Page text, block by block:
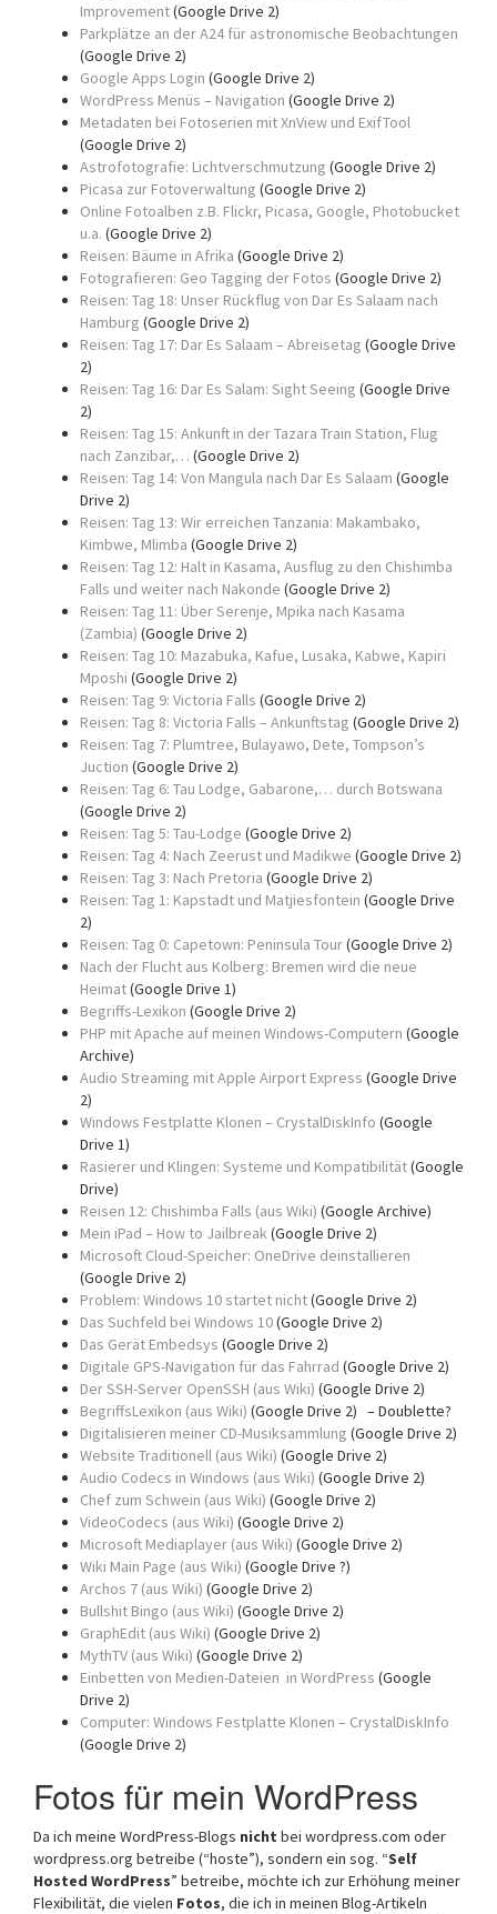
Improvement(Google Drive 2)
Parkplätze an der A24 für astronomische Beobachtungen
(Google Drive 2)
Google Apps Login (Google Drive 2)
WordPress Menüs – Navigation (Google Drive 2)
Metadaten bei Fotoserien mit XnView und ExifTool
(Google Drive 2)
Astrofotografie: Lichtverschmutzung (Google Drive 2)
Picasa zur Fotoverwaltung (Google Drive 2)
Online Fotoalben z.B. Flickr, Picasa, Google, Photobucket
u.a. (Google Drive 2)
Reisen: Bäume in Afrika (Google Drive 2)
Fotografieren: Geo Tagging der Fotos (Google Drive 2)
Reisen: Tag 18: Unser Rückflug von Dar Es Salaam nach
Hamburg (Google Drive 2)
Reisen: Tag 17: Dar Es Salaam – Abreisetag (Google Drive
2)
Reisen: Tag 16: Dar Es Salam: Sight Seeing (Google Drive
2)
Reisen: Tag 15: Ankunft in der Tazara Train Station, Flug
nach Zanzibar,… (Google Drive 2)
Reisen: Tag 14: Von Mangula nach Dar Es Salaam (Google
Drive 2)
Reisen: Tag 13: Wir erreichen Tanzania: Makambako,
Kimbwe, Mlimba (Google Drive 2)
Reisen: Tag 12: Halt in Kasama, Ausflug zu den Chishimba
Falls und weiter nach Nakonde (Google Drive 2)
Reisen: Tag 11: Über Serenje, Mpika nach Kasama
(Zambia) (Google Drive 2)
Reisen: Tag 10: Mazabuka, Kafue, Lusaka, Kabwe, Kapiri
Mposhi (Google Drive 2)
Reisen: Tag 9: Victoria Falls (Google Drive 2)
Reisen: Tag 8: Victoria Falls – Ankunftstag (Google Drive 2)
Reisen: Tag 7: Plumtree, Bulayawo, Dete, Tompson’s
Juction (Google Drive 2)
Reisen: Tag 6: Tau Lodge, Gabarone,… durch Botswana
(Google Drive 2)
Reisen: Tag 5: Tau-Lodge (Google Drive 2)
Reisen: Tag 4: Nach Zeerust und Madikwe (Google Drive 2)
Reisen: Tag 3: Nach Pretoria (Google Drive 2)
Reisen: Tag 1: Kapstadt und Matjiesfontein (Google Drive
2)
Reisen: Tag 0: Capetown: Peninsula Tour(Google Drive 2)
Nach der Flucht aus Kolberg: Bremen wird die neue
Heimat(Google Drive 1)
Begriffs-Lexikon (Google Drive 2)
PHP mit Apache auf meinen Windows-Computern (Google
Archive)
Audio Streaming mit Apple Airport Express (Google Drive
2)
Windows Festplatte Klonen – CrystalDiskInfo (Google
Drive 1)
Rasierer und Klingen: Systeme und Kompatibilität(Google
Drive)
Reisen 12: Chishimba Falls (aus Wiki) (Google Archive)
Mein iPad – How to Jailbreak(Google Drive 2)
Microsoft Cloud-Speicher: OneDrive deinstallieren
(Google Drive 2)
Problem: Windows 10 startet nicht(Google Drive 2)
Das Suchfeld bei Windows 10(Google Drive 2)
Das Gerät Embedsys (Google Drive 2)
Digitale GPS-Navigation für das Fahrrad (Google Drive 2)
Der SSH-Server OpenSSH (aus Wiki) (Google Drive 2)
BegriffsLexikon (aus Wiki) (Google Drive 2) – Doublette?
Digitalisieren meiner CD-Musiksammlung (Google Drive 2)
Website Traditionell (aus Wiki) (Google Drive 2)
Audio Codecs in Windows (aus Wiki) (Google Drive 2)
Chef zum Schwein (aus Wiki) (Google Drive 2)
VideoCodecs (aus Wiki) (Google Drive 2)
Microsoft Mediaplayer (aus Wiki) (Google Drive 2)
Wiki Main Page (aus Wiki) (Google Drive ?)
Archos 7 (aus Wiki) (Google Drive 2)
Bullshit Bingo (aus Wiki) (Google Drive 2)
GraphEdit (aus Wiki) (Google Drive 2)
MythTV (aus Wiki) (Google Drive 2)
Einbetten von Medien-Dateien in WordPress (Google
Drive 2)
Computer: Windows Festplatte Klonen – CrystalDiskInfo
(Google Drive 2)
Fotos für mein WordPress
Da ich meine WordPress-Blogs nicht bei wordpress.com oder
wordpress.org betreibe (“hoste”), sondern ein sog. “Self
Hosted WordPress” betreibe, möchte ich zur Erhöhung meiner
Flexibilität, die vielen Fotos, die ich in meinen Blog-Artikeln